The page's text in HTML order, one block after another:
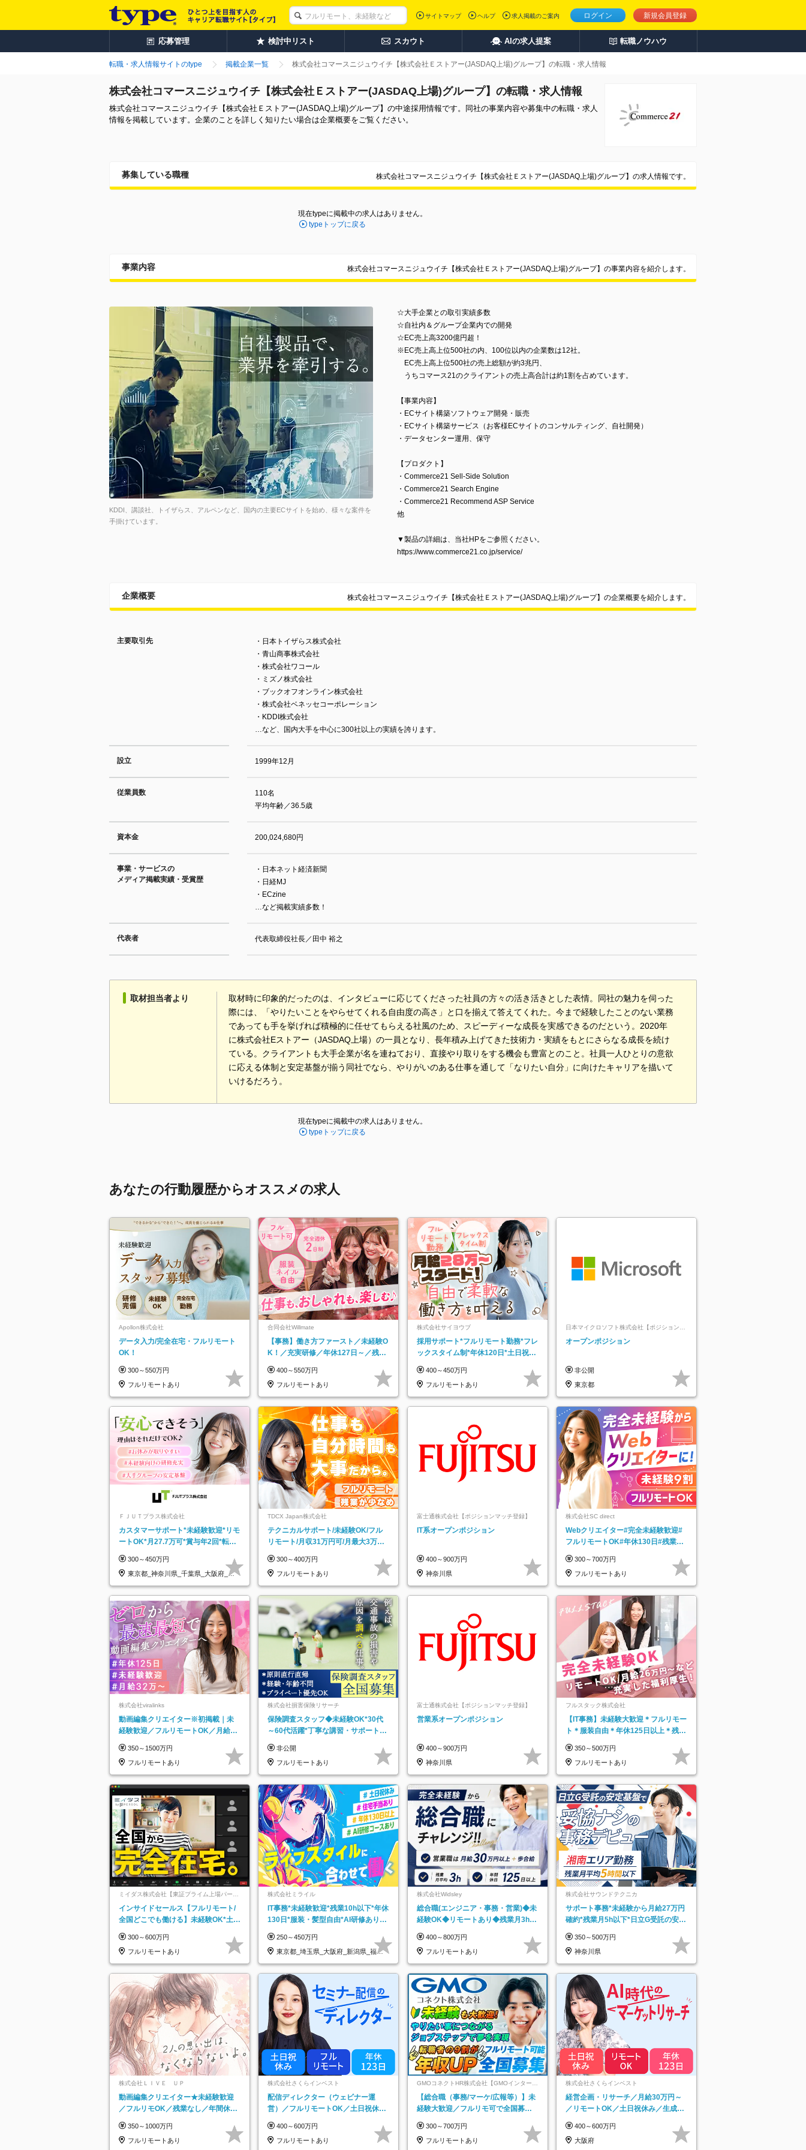
ログイン 新規会員登録
サイトマップ ヘルプ 求人掲載のご案内
応募管理 検討中リスト スカウト AIの求人提案 転職ノウハウ
転職・求人情報サイトのtype 掲載企業一覧 株式会社コマースニジュウイチ【株式会社Ｅストアー(JASDAQ上場)グループ】の転職・求人情報
株式会社コマースニジュウイチ【株式会社Ｅストアー(JASDAQ上場)グループ】の転職・求人情報
株式会社コマースニジュウイチ【株式会社Ｅストアー(JASDAQ上場)グループ】の中途採用情報です。同社の事業内容や募集中の転職・求人
情報を掲載しています。企業のことを詳しく知りたい場合は企業概要をご覧ください。
募集している職種 株式会社コマースニジュウイチ【株式会社Ｅストアー(JASDAQ上場)グループ】の求人情報です。
現在typeに掲載中の求人はありません。
typeトップに戻る
事業内容 株式会社コマースニジュウイチ【株式会社Ｅストアー(JASDAQ上場)グループ】の事業内容を紹介します。
KDDI、講談社、トイザらス、アルペンなど、国内の主要ECサイトを始め、様々な案件を
手掛けています。
☆大手企業との取引実績多数
☆自社内＆グループ企業内での開発
☆EC売上高3200億円超！
※EC売上高上位500社の内、100位以内の企業数は12社。
EC売上高上位500社の売上総額が約3兆円、
うちコマース21のクライアントの売上高合計は約1割を占めています。
【事業内容】
・ECサイト構築ソフトウェア開発・販売
・ECサイト構築サービス（お客様ECサイトのコンサルティング、自社開発）
・データセンター運用、保守
【プロダクト】
・Commerce21 Sell-Side Solution
・Commerce21 Search Engine
・Commerce21 Recommend ASP Service
他
▼製品の詳細は、当社HPをご参照ください。
https://www.commerce21.co.jp/service/
企業概要 株式会社コマースニジュウイチ【株式会社Ｅストアー(JASDAQ上場)グループ】の企業概要を紹介します。
主要取引先
・日本トイザらス株式会社
・青山商事株式会社
・株式会社ワコール
・ミズノ株式会社
・ブックオフオンライン株式会社
・株式会社ベネッセコーポレーション
・KDDI株式会社
…など、国内大手を中心に300社以上の実績を誇ります。
設立 1999年12月
従業員数
110名
平均年齢／36.5歳
資本金 200,024,680円
事業・サービスの
メディア掲載実績・受賞歴
・日本ネット経済新聞
・日経MJ
・ECzine
…など掲載実績多数！
代表者 代表取締役社長／田中 裕之
取材担当者より
取材時に印象的だったのは、インタビューに応じてくださった社員の方々の活き活きとした表情。同社の魅力を伺った
際には、「やりたいことをやらせてくれる自由度の高さ」と口を揃えて答えてくれた。今まで経験したことのない業務
であっても手を挙げれば積極的に任せてもらえる社風のため、スピーディーな成長を実感できるのだという。2020年
に株式会社Eストアー（JASDAQ上場）の一員となり、長年積み上げてきた技術力・実績をもとにさらなる成長を続け
ている。クライアントも大手企業が名を連ねており、直接やり取りをする機会も豊富とのこと。社員一人ひとりの意欲
に応える体制と安定基盤が揃う同社でなら、やりがいのある仕事を通して「なりたい自分」に向けたキャリアを描いて
いけるだろう。
現在typeに掲載中の求人はありません。
typeトップに戻る
あなたの行動履歴からオススメの求人
Apollon株式会社
データ入力/完全在宅・フルリモート
OK！
300～550万円
フルリモートあり
合同会社Willmate
【事務】働き方ファースト／未経験O
K！／充実研修／年休127日～／残業
400～550万円
フルリモートあり
株式会社サイヨウブ
採用サポート*フルリモート勤務*フレ
ックスタイム制*年休120日*土日祝休
400～450万円
フルリモートあり
日本マイクロソフト株式会社【ポジションマ
ッチ登録】
オープンポジション
非公開
東京都
ＦＪＵＴプラス株式会社
カスタマーサポート*未経験歓迎*リモ
ートOK*月27.7万可*賞与年2回*転勤
300～450万円
東京都_神奈川県_千葉県_大阪府_愛
知県…
TDCX Japan株式会社
テクニカルサポート/未経験OK/フル
リモート/月収31万円可/月最大3万の
300～400万円
フルリモートあり
富士通株式会社【ポジションマッチ登録】
IT系オープンポジション
400～900万円
神奈川県
株式会社SC direct
Webクリエイター#完全未経験歓迎#
フルリモートOK#年休130日#残業月
300～700万円
フルリモートあり
株式会社viralinks
動画編集クリエイター※初掲載｜未
経験歓迎／フルリモートOK／月給32
350～1500万円
フルリモートあり
株式会社損害保険リサーチ
保険調査スタッフ◆未経験OK*30代
～60代活躍*丁寧な講習・サポートあ
託
非公開
フルリモートあり
富士通株式会社【ポジションマッチ登録】
営業系オープンポジション
400～900万円
神奈川県
フルスタック株式会社
【IT事務】未経験大歓迎＊フルリモー
ト＊服装自由＊年休125日以上＊残業
350～500万円
フルリモートあり
ミイダス株式会社【東証プライム上場パーソ
インサイドセールス【フルリモート/
全国どこでも働ける】未経験OK*土日
300～600万円
フルリモートあり
株式会社ミライル
IT事務*未経験歓迎*残業10h以下*年休
130日*服装・髪型自由*AI研修あり*
250～450万円
東京都_埼玉県_大阪府_新潟県_福岡
県
株式会社Widsley
総合職(エンジニア・事務・営業)◆未
経験OK◆リモートあり◆残業月3h◆
400～800万円
フルリモートあり
株式会社サウンドテクニカ
サポート事務*未経験から月給27万円
確約*残業月5h以下*日立G受託の安定
350～500万円
神奈川県
株式会社ＬＩＶＥ ＵＰ
動画編集クリエイター★未経験歓迎
／フルリモOK／残業なし／年間休日
実で安心
350～1000万円
フルリモートあり
株式会社さくらインベスト
配信ディレクター（ウェビナー運
営）／フルリモートOK／土日祝休み
400～600万円
フルリモートあり
GMOコネクトHR株式会社【GMOインターネ
ットグループ】
【総合職（事務/マーケ/広報等）】未
経験大歓迎／フルリモ可で全国募
★
300～700万円
フルリモートあり
株式会社さくらインベスト
経営企画・リサーチ／月給30万円～
／リモートOK／土日祝休み／生成AI
400～600万円
大阪府